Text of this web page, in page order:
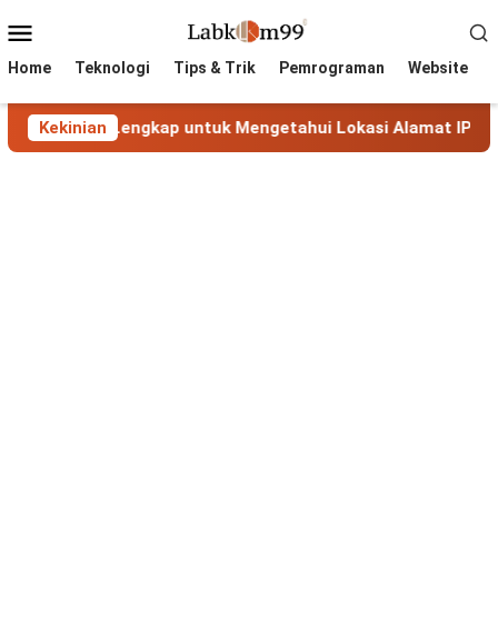
to
Menu
Home Teknologi Tips & Trik Pemrograman Website
Kekinian
Lengkap untuk Mengetahui Lokasi Alamat IP